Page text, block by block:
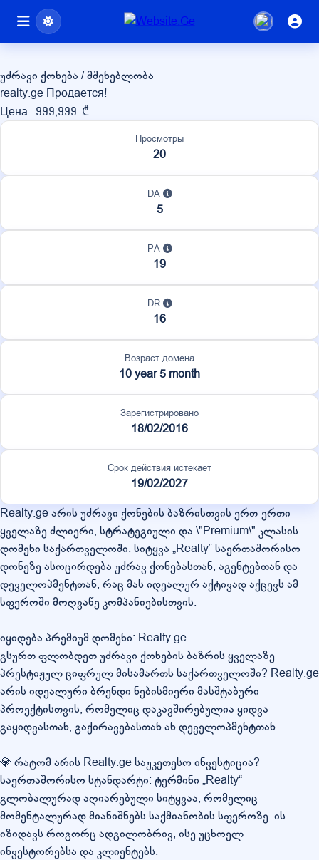
realty.ge
უძრავი ქონება / მშენებლობა
realty.ge Продается!
Цена: 999,999 ₾
Просмотры
20
DA
5
PA
19
DR
16
Возраст домена
10 year 5 month
Зарегистрировано
18/02/2016
Срок действия истекает
19/02/2027
Realty.ge არის უძრავი ქონების ბაზრისთვის ერთ-ერთი
ყველაზე ძლიერი, სტრატეგიული და \"Premium\" კლასის
დომენი საქართველოში. სიტყვა „Realty“ საერთაშორისო
დონეზე ასოცირდება უძრავ ქონებასთან, აგენტებთან და
დეველოპმენტთან, რაც მას იდეალურ აქტივად აქცევს ამ
სფეროში მოღვაწე კომპანიებისთვის.
იყიდება პრემიუმ დომენი: Realty.ge
გსურთ ფლობდეთ უძრავი ქონების ბაზრის ყველაზე
პრესტიჟულ ციფრულ მისამართს საქართველოში? Realty.ge
არის იდეალური ბრენდი ნებისმიერი მასშტაბური
პროექტისთვის, რომელიც დაკავშირებულია ყიდვა-
გაყიდვასთან, გაქირავებასთან ან დეველოპმენტთან.
💎 რატომ არის Realty.ge საუკეთესო ინვესტიცია?
საერთაშორისო სტანდარტი: ტერმინი „Realty“
გლობალურად აღიარებული სიტყვაა, რომელიც
მომენტალურად მიანიშნებს საქმიანობის სფეროზე. ის
იზიდავს როგორც ადგილობრივ, ისე უცხოელ
ინვესტორებსა და კლიენტებს.